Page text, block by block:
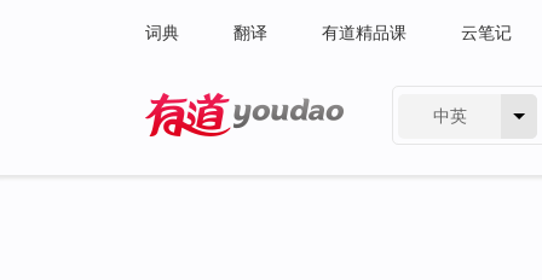
词典 翻译 有道精品课 云笔记
中英